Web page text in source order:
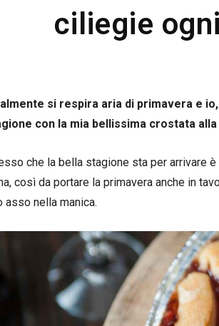
ciliegie
si respira aria di primavera e
con la mia bellissima crostata
che la bella stagione sta per arrivare
così da portare la primavera anche in
asso nella manica.